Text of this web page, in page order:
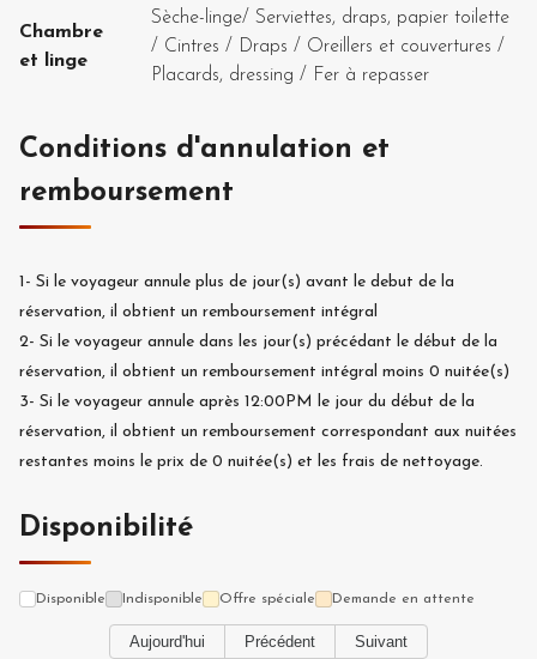
Chambre
et linge
Sèche-linge/ Serviettes, draps, papier toilette
/ Cintres / Draps / Oreillers et couvertures /
Placards, dressing / Fer à repasser
Conditions d'annulation et
remboursement
1- Si le voyageur annule plus de jour(s) avant le debut de la
réservation, il obtient un remboursement intégral
2- Si le voyageur annule dans les jour(s) précédant le début de la
réservation, il obtient un remboursement intégral moins 0 nuitée(s)
3- Si le voyageur annule après 12:00PM le jour du début de la
réservation, il obtient un remboursement correspondant aux nuitées
restantes moins le prix de 0 nuitée(s) et les frais de nettoyage.
Disponibilité
Disponible Indisponible Offre spéciale Demande en attente
Aujourd'hui Précédent Suivant